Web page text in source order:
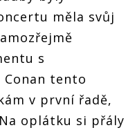
měla svůj
s
Conan tento
v první řadě,
oplátku si přály